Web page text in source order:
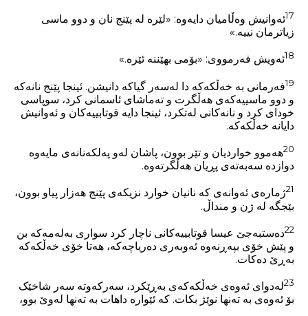
17ئەوانیش وەڵامیان دایەوە: «لێرە لە پێنج نان و دوو ماسی
زیاترمان نییە.»
18ئەویش فەرمووی: «بۆمی بهێننە ئێرە.»
19فەرمانی بە خەڵکەکە دا لەسەر گیاکە دانیشن. ئینجا پێنج نانەکە
و دوو ماسییەکەی هەڵگرت و تەماشای ئاسمانی کرد، سوپاسی
خودای کرد و نانەکانی لەتکرد، ئینجا دایە قوتابییەکان و ئەوانیش
دایانە خەڵکەکە.
20هەموو خواردیان و تێر بوون، پاشان لەو پەلکەنانەی مایەوە
دوازدە سەبەتەی پڕیان هەڵگرتەوە.
21ژمارەی ئەوانەی کە نانیان خوارد نزیکەی پێنج هەزار پیاو بوون،
بێجگە لە ژن و منداڵ.
22دەستبەجێ عیسا قوتابییەکانی ناچار کرد سواری بەلەمەکە بن
و پێش خۆی بپەڕنەوە ئەوبەری دەریاچەکە، هەتا خۆی خەڵکەکە
بەڕێ دەکات.
23لەدوای ئەوەی خەڵکەکەی بەڕێکرد، سەرکەوتە سەر شاخێک
بۆ ئەوەی بە تەنها نوێژ بکات. کە ئێوارە داهات بە تەنها لەوێ بوو،